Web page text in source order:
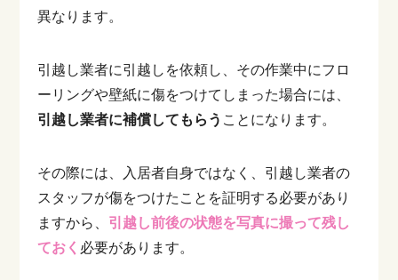
異なります。
引越し業者に引越しを依頼し、その作業中にフロ
ーリングや壁紙に傷をつけてしまった場合には、
引越し業者に補償してもらう ことになります。
その際には、入居者自身ではなく、引越し業者の
スタッフが傷をつけたことを証明する必要があり
ますから、 引越し前後の状態を写真に撮って残し
ておく 必要があります。